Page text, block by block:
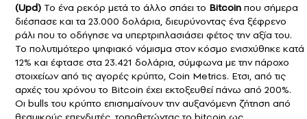
(Upd) Το ένα ρεκόρ μετά το άλλο σπάει το Bitcoin που σήμερα
διέσπασε και τα 23.000 δολάρια, διευρύνοντας ένα ξέφρενο
ράλι που το οδήγησε να υπερτριπλασιάσει φέτος την αξία του.
Το πολυτιμότερο ψηφιακό νόμισμα στον κόσμο ενισχύθηκε κατά
12% και έφτασε στα 23.421 δολάρια, σύμφωνα με την πάροχο
στοιχείων από τις αγορές κρύπτο, Coin Metrics. Ετσι, από τις
αρχές του χρόνου το Bitcoin έχει εκτοξευθεί πάνω από 200%.
Οι bulls του κρύπτο επισημαίνουν την αυξανόμενη ζήτηση από